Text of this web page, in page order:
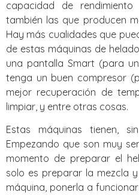
capacidad de
también las que producen
Hay más cualidades que
de estas máquinas de
una pantalla Smart (para
tenga un buen compresor
mejor recuperación de
limpiar, y entre otras cosas.
Estas máquinas tienen,
Empezando que son muy
momento de preparar el
solo es preparar la mezcla
máquina, ponerla a